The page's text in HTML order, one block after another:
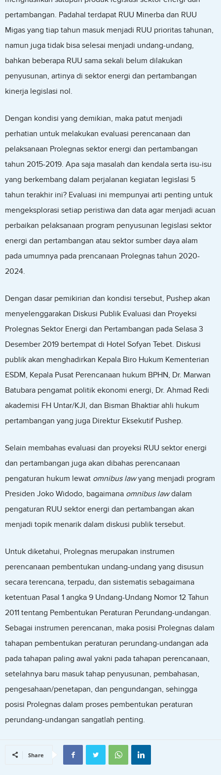
pertambangan. Padahal terdapat RUU Minerba dan RUU
Migas yang tiap tahun masuk menjadi RUU prioritas tahunan,
namun juga tidak bisa selesai menjadi undang-undang,
bahkan beberapa RUU sama sekali belum dilakukan
penyusunan, artinya di sektor energi dan pertambangan
kinerja legislasi nol.
Dengan kondisi yang demikian, maka patut menjadi
perhatian untuk melakukan evaluasi perencanaan dan
pelaksanaan Prolegnas sektor energi dan pertambangan
tahun 2015-2019. Apa saja masalah dan kendala serta isu-isu
yang berkembang dalam perjalanan kegiatan legislasi 5
tahun terakhir ini? Evaluasi ini mempunyai arti penting untuk
mengeksplorasi setiap peristiwa dan data agar menjadi acuan
perbaikan pelaksanaan program penyusunan legislasi sektor
energi dan pertambangan atau sektor sumber daya alam
pada umumnya pada prencanaan Prolegnas tahun 2020-
2024.
Dengan dasar pemikirian dan kondisi tersebut, Pushep akan
menyelenggarakan Diskusi Publik Evaluasi dan Proyeksi
Prolegnas Sektor Energi dan Pertambangan pada Selasa 3
Desember 2019 bertempat di Hotel Sofyan Tebet. Diskusi
publik akan menghadirkan Kepala Biro Hukum Kementerian
ESDM, Kepala Pusat Perencanaan hukum BPHN, Dr. Marwan
Batubara pengamat politik ekonomi energi, Dr. Ahmad Redi
akademisi FH Untar/KJI, dan Bisman Bhaktiar ahli hukum
pertambangan yang juga Direktur Eksekutif Pushep.
Selain membahas evaluasi dan proyeksi RUU sektor energi
dan pertambangan juga akan dibahas perencanaan
pengaturan hukum lewat omnibus lawyang menjadi program
Presiden Joko Widodo, bagaimana omnibus lawdalam
pengaturan RUU sektor energi dan pertambangan akan
menjadi topik menarik dalam diskusi publik tersebut.
Untuk diketahui, Prolegnas merupakan instrumen
perencanaan pembentukan undang-undang yang disusun
secara terencana, terpadu, dan sistematis sebagaimana
ketentuan Pasal 1 angka 9 Undang-Undang Nomor 12 Tahun
2011 tentang Pembentukan Peraturan Perundang-undangan.
Sebagai instrumen perencanan, maka posisi Prolegnas dalam
tahapan pembentukan peraturan perundang-undangan ada
pada tahapan paling awal yakni pada tahapan perencanaan,
setelahnya baru masuk tahap penyusunan, pembahasan,
pengesahaan/penetapan, dan pengundangan, sehingga
posisi Prolegnas dalam proses pembentukan peraturan
perundang-undangan sangatlah penting.
Share